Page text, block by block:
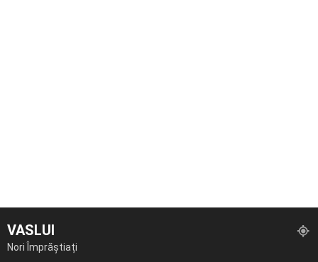
VASLUI
Nori Împrăștiați